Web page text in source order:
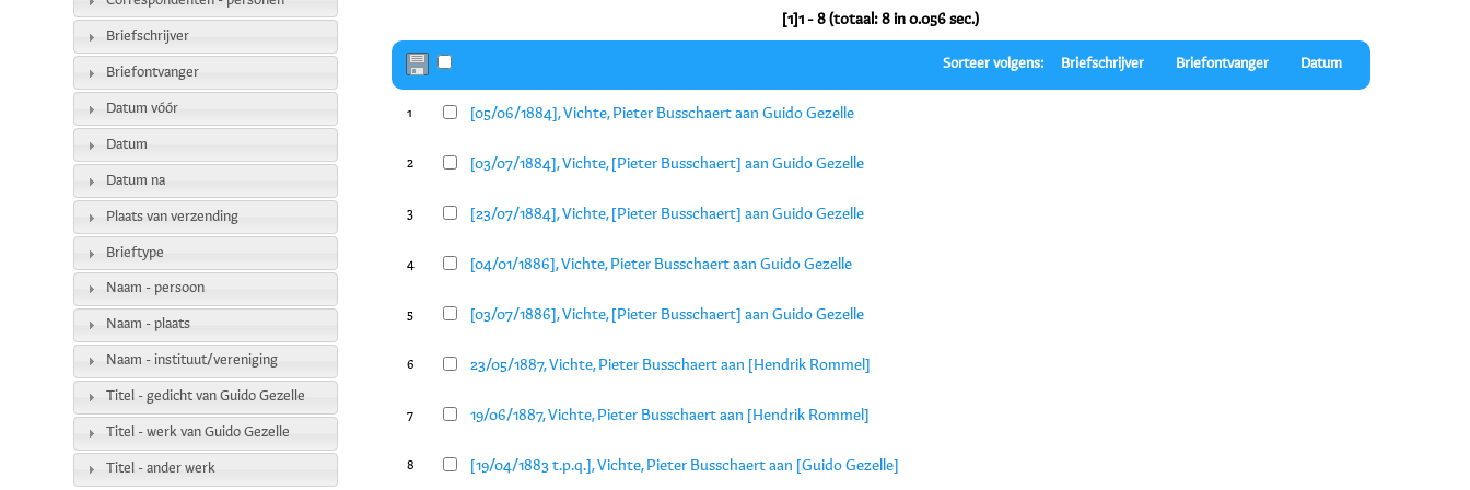
[1]1 - 8 (totaal: 8 in 0.056 sec.)
Sorteer volgens: Briefschrijver Briefontvanger Datum
1 [05/06/1884], Vichte, Pieter Busschaert aan Guido Gezelle
2 [03/07/1884], Vichte, [Pieter Busschaert] aan Guido Gezelle
3 [23/07/1884], Vichte, [Pieter Busschaert] aan Guido Gezelle
4 [04/01/1886], Vichte, Pieter Busschaert aan Guido Gezelle
5 [03/07/1886], Vichte, [Pieter Busschaert] aan Guido Gezelle
6 23/05/1887, Vichte, Pieter Busschaert aan [Hendrik Rommel]
7 19/06/1887, Vichte, Pieter Busschaert aan [Hendrik Rommel]
8 [19/04/1883 t.p.q.], Vichte, Pieter Busschaert aan [Guido Gezelle]
Briefschrijver
Briefontvanger
Datum vóór
Datum
Datum na
Plaats van verzending
Brieftype
Naam - persoon
Naam - plaats
Naam - instituut/vereniging
Titel - gedicht van Guido Gezelle
Titel - werk van Guido Gezelle
Titel - ander werk